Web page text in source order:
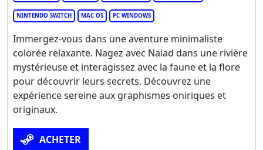
NINTENDO SWITCH MAC OS PC WINDOWS
Immergez-vous dans une aventure minimaliste
colorée relaxante. Nagez avec Naiad dans une rivière
mystérieuse et interagissez avec la faune et la flore
pour découvrir leurs secrets. Découvrez une
expérience sereine aux graphismes oniriques et
originaux.
ACHETER